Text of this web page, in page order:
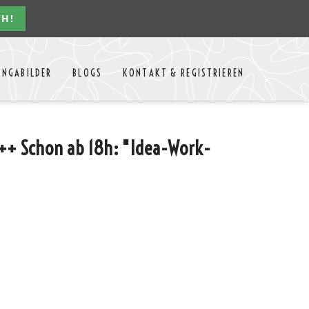
Jahres
MTango
BLOGS KONTAKT & REGISTRIEREN
Kontakt
Mitglieder Registrieren
Schon ab 18h: "Idea-Work-